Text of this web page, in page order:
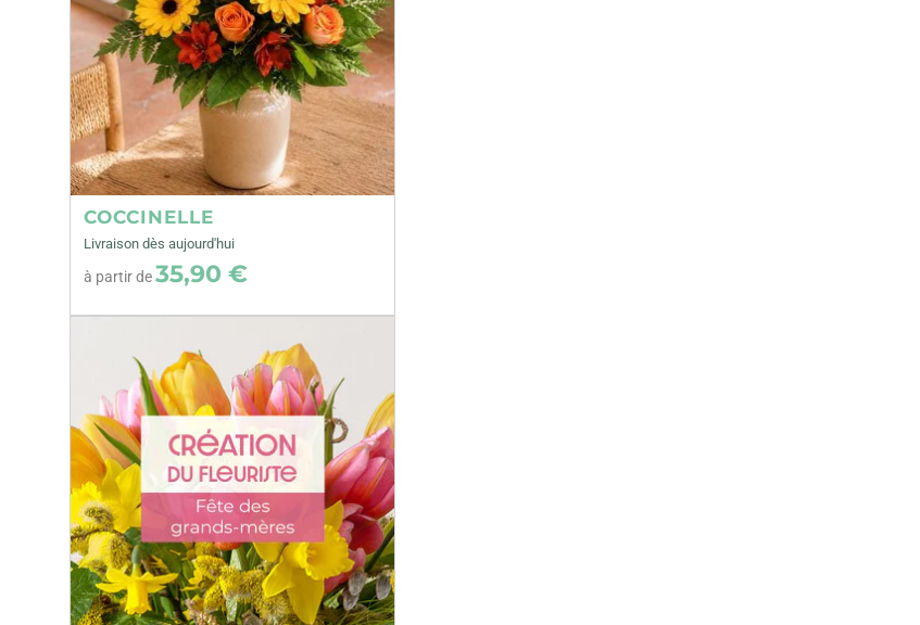
COCCINELLE
Livraison dès aujourd'hui
à partir de35,90 €